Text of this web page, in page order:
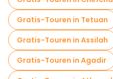
Lokale
Kostenlose
Kostenlose
Gratis-Touren in Tetuan
Gratis-Touren in Assilah
Gratis-Touren in Agadir